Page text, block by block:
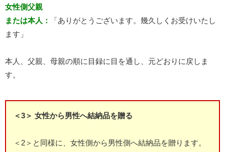
女性側父親
または本人：
「ありがとうございます。幾久しくお受けいたし
ます」
本人、父親、母親の順に目録に目を通し、元どおりに戻しま
す。
＜3＞ 女性から男性へ結納品を贈る
＜2＞と同様に、女性側から男性側へ結納品を贈ります。